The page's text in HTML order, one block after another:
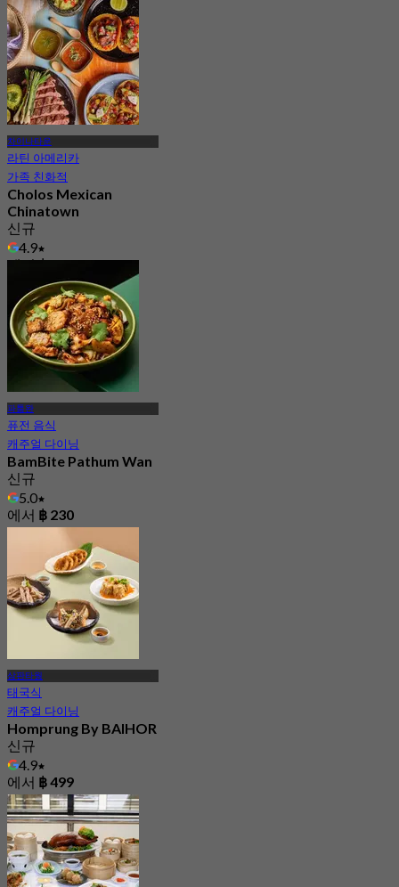
차이나타운
라틴 아메리카
가족 친화적
Cholos Mexican
Chinatown
신규
4.9
에서฿ 372.5
파툼완
퓨전 음식
캐주얼 다이닝
BamBite Pathum Wan
신규
5.0
에서 ฿ 230
삼판타웡
태국식
캐주얼 다이닝
Homprung By BAIHOR
신규
4.9
에서 ฿ 499